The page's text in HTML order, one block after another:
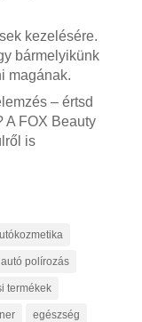
kezelésére.
bármelyikünk
magának.
– értsd
A FOX Beauty
is
autó polírozás
termékek
egészség